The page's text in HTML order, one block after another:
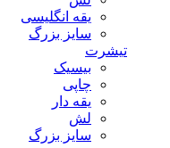
یقه انگلیسی
سایز بزرگ
تیشرت
بیسیک
چاپی
یقه دار
لش
سایز بزرگ